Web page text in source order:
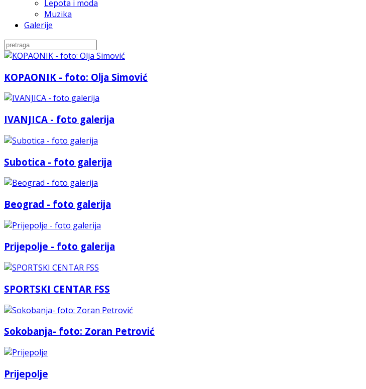
Lepota i moda
Muzika
Galerije
KOPAONIK - foto: Olja Simović
IVANJICA - foto galerija
Subotica - foto galerija
Beograd - foto galerija
Prijepolje - foto galerija
SPORTSKI CENTAR FSS
Sokobanja- foto: Zoran Petrović
Prijepolje